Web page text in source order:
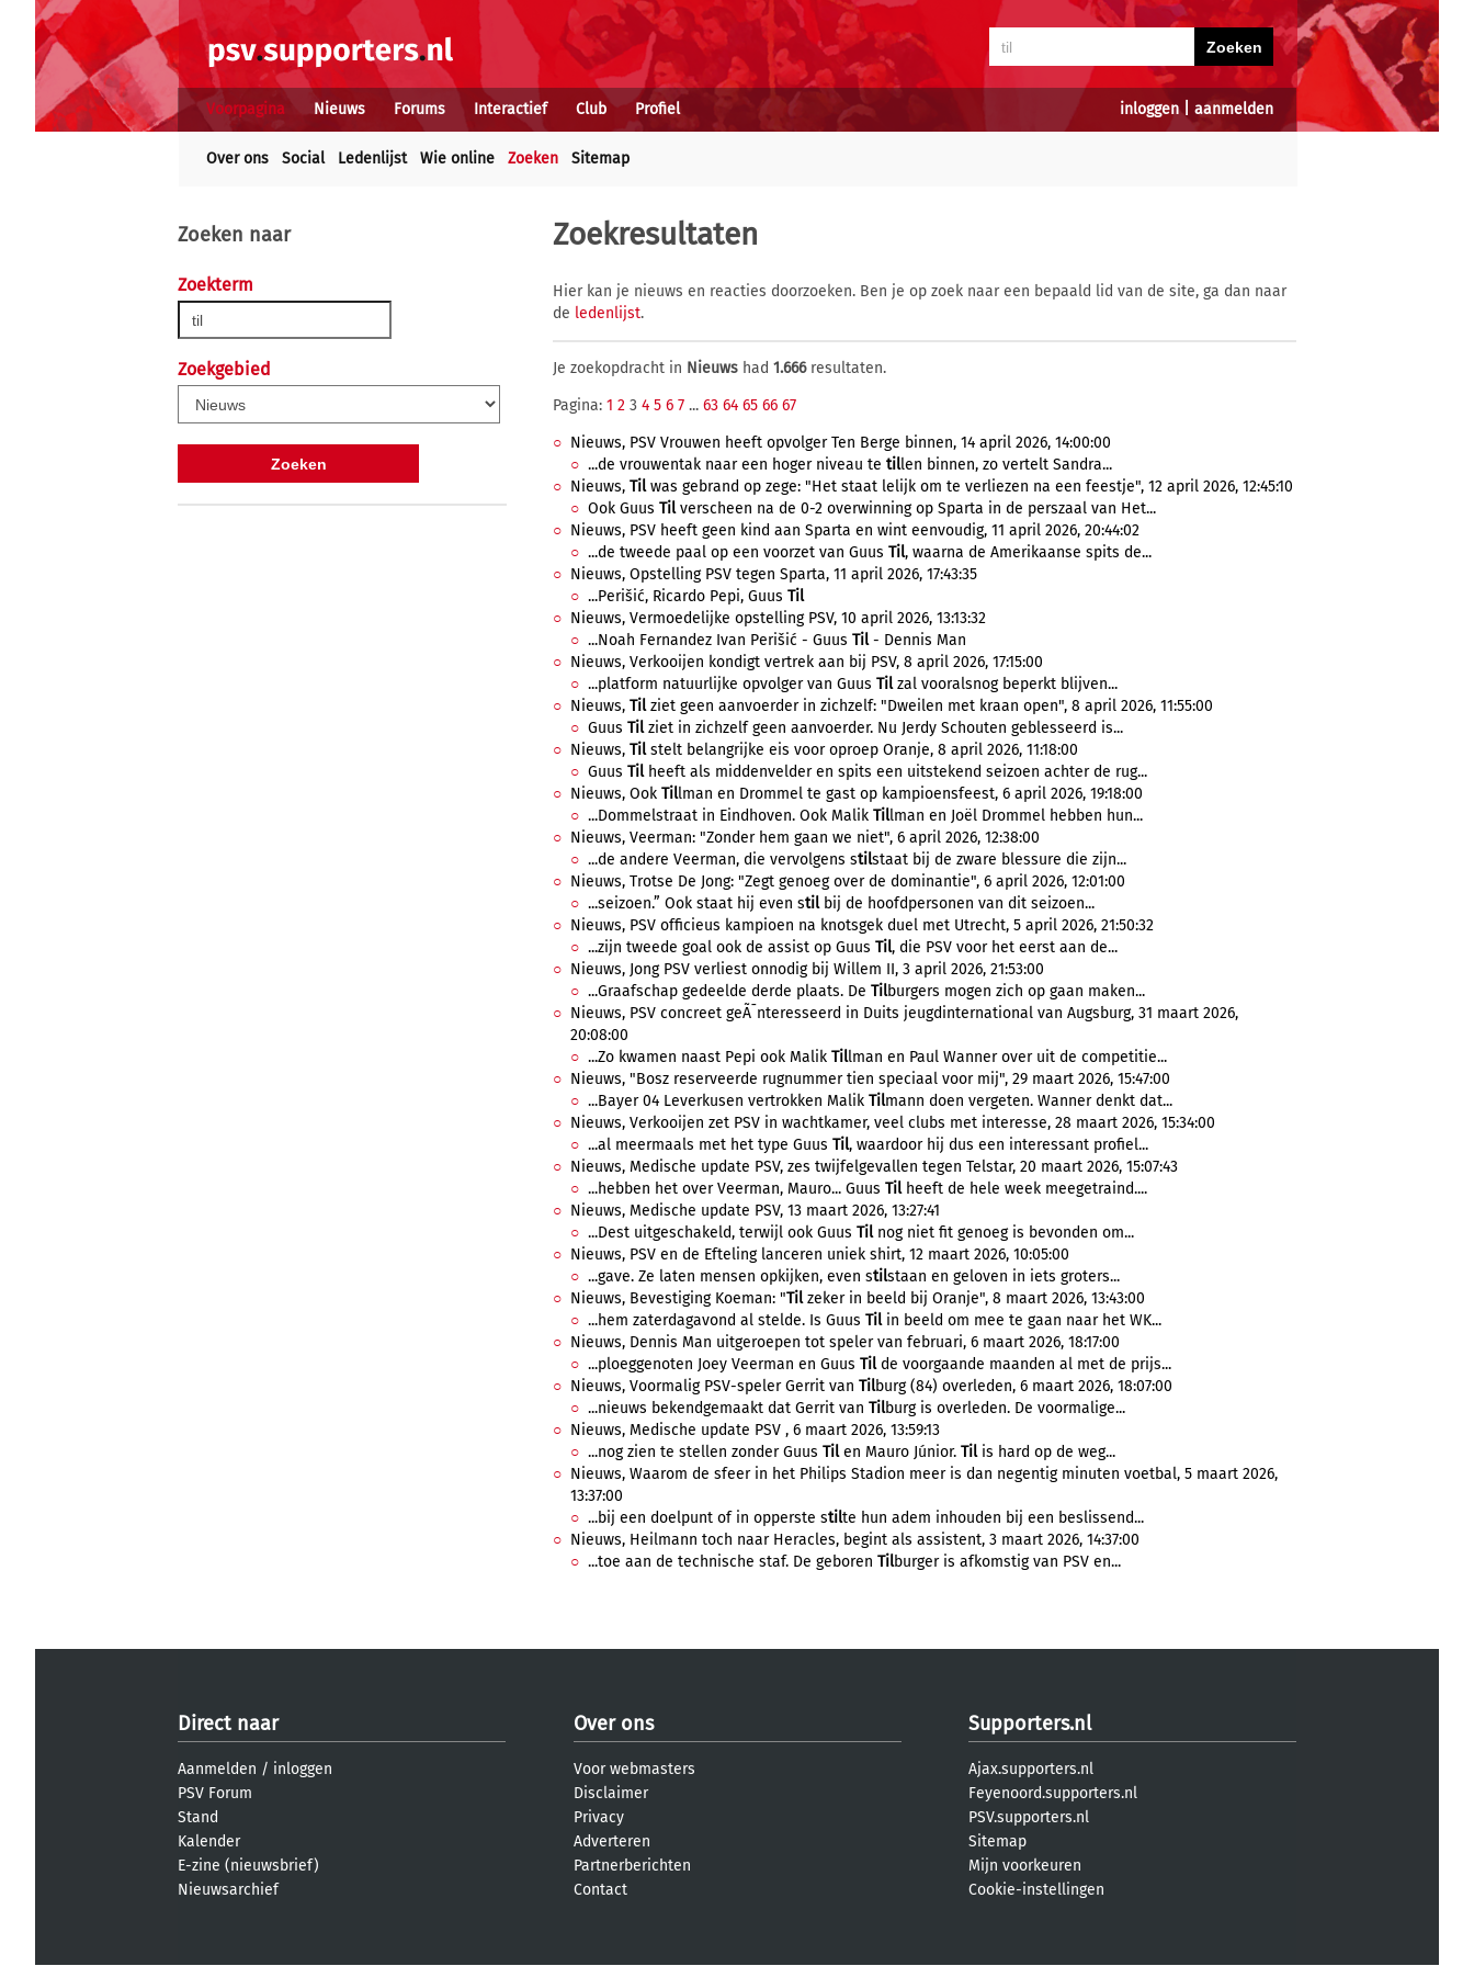
inloggen| aanmelden
Voorpagina Nieuws Forums Interactief Club Profiel
Over ons Social Ledenlijst Wie online Zoeken Sitemap
Zoeken naar
Zoekterm
Zoekgebied
Zoekresultaten
Hier kan je nieuws en reacties doorzoeken. Ben je op zoek naar een bepaald lid van de site, ga dan naar
de ledenlijst.
Je zoekopdracht in Nieuws had 1.666resultaten.
Pagina: 1 2 3 4 5 6 7 ... 63 64 65 66 67
Nieuws, PSV Vrouwen heeft opvolger Ten Berge binnen, 14 april 2026, 14:00:00
...de vrouwentak naar een hoger niveau te tillen binnen, zo vertelt Sandra...
Nieuws, Tilwas gebrand op zege: "Het staat lelijk om te verliezen na een feestje", 12 april 2026, 12:45:10
Ook Guus Tilverscheen na de 0-2 overwinning op Sparta in de perszaal van Het...
Nieuws, PSV heeft geen kind aan Sparta en wint eenvoudig, 11 april 2026, 20:44:02
...de tweede paal op een voorzet van Guus Til, waarna de Amerikaanse spits de...
Nieuws, Opstelling PSV tegen Sparta, 11 april 2026, 17:43:35
...Perišić, Ricardo Pepi, Guus Til
Nieuws, Vermoedelijke opstelling PSV, 10 april 2026, 13:13:32
...Noah Fernandez Ivan Perišić - Guus Til- Dennis Man
Nieuws, Verkooijen kondigt vertrek aan bij PSV, 8 april 2026, 17:15:00
...platform natuurlijke opvolger van Guus Tilzal vooralsnog beperkt blijven...
Nieuws, Tilziet geen aanvoerder in zichzelf: "Dweilen met kraan open", 8 april 2026, 11:55:00
Guus Tilziet in zichzelf geen aanvoerder. Nu Jerdy Schouten geblesseerd is...
Nieuws, Tilstelt belangrijke eis voor oproep Oranje, 8 april 2026, 11:18:00
Guus Tilheeft als middenvelder en spits een uitstekend seizoen achter de rug...
Nieuws, Ook Tillman en Drommel te gast op kampioensfeest, 6 april 2026, 19:18:00
...Dommelstraat in Eindhoven. Ook Malik Tillman en Joël Drommel hebben hun...
Nieuws, Veerman: "Zonder hem gaan we niet", 6 april 2026, 12:38:00
...de andere Veerman, die vervolgens stilstaat bij de zware blessure die zijn...
Nieuws, Trotse De Jong: "Zegt genoeg over de dominantie", 6 april 2026, 12:01:00
...seizoen.” Ook staat hij even stilbij de hoofdpersonen van dit seizoen...
Nieuws, PSV officieus kampioen na knotsgek duel met Utrecht, 5 april 2026, 21:50:32
...zijn tweede goal ook de assist op Guus Til, die PSV voor het eerst aan de...
Nieuws, Jong PSV verliest onnodig bij Willem II, 3 april 2026, 21:53:00
...Graafschap gedeelde derde plaats. De Tilburgers mogen zich op gaan maken...
Nieuws, PSV concreet geÃ¯nteresseerd in Duits jeugdinternational van Augsburg, 31 maart 2026,
20:08:00
...Zo kwamen naast Pepi ook Malik Tillman en Paul Wanner over uit de competitie...
Nieuws, "Bosz reserveerde rugnummer tien speciaal voor mij", 29 maart 2026, 15:47:00
...Bayer 04 Leverkusen vertrokken Malik Tilmann doen vergeten. Wanner denkt dat...
Nieuws, Verkooijen zet PSV in wachtkamer, veel clubs met interesse, 28 maart 2026, 15:34:00
...al meermaals met het type Guus Til, waardoor hij dus een interessant profiel...
Nieuws, Medische update PSV, zes twijfelgevallen tegen Telstar, 20 maart 2026, 15:07:43
...hebben het over Veerman, Mauro... Guus Tilheeft de hele week meegetraind....
Nieuws, Medische update PSV, 13 maart 2026, 13:27:41
...Dest uitgeschakeld, terwijl ook Guus Tilnog niet fit genoeg is bevonden om...
Nieuws, PSV en de Efteling lanceren uniek shirt, 12 maart 2026, 10:05:00
...gave. Ze laten mensen opkijken, even stilstaan en geloven in iets groters...
Nieuws, Bevestiging Koeman: "Tilzeker in beeld bij Oranje", 8 maart 2026, 13:43:00
...hem zaterdagavond al stelde. Is Guus Tilin beeld om mee te gaan naar het WK...
Nieuws, Dennis Man uitgeroepen tot speler van februari, 6 maart 2026, 18:17:00
...ploeggenoten Joey Veerman en Guus Tilde voorgaande maanden al met de prijs...
Nieuws, Voormalig PSV-speler Gerrit van Tilburg (84) overleden, 6 maart 2026, 18:07:00
...nieuws bekendgemaakt dat Gerrit van Tilburg is overleden. De voormalige...
Nieuws, Medische update PSV , 6 maart 2026, 13:59:13
...nog zien te stellen zonder Guus Tilen Mauro Júnior. Tilis hard op de weg...
Nieuws, Waarom de sfeer in het Philips Stadion meer is dan negentig minuten voetbal, 5 maart 2026,
13:37:00
...bij een doelpunt of in opperste stilte hun adem inhouden bij een beslissend...
Nieuws, Heilmann toch naar Heracles, begint als assistent, 3 maart 2026, 14:37:00
...toe aan de technische staf. De geboren Tilburger is afkomstig van PSV en...
Direct naar
Aanmelden / inloggen
PSV Forum
Stand
Kalender
E-zine (nieuwsbrief)
Nieuwsarchief
Over ons
Voor webmasters
Disclaimer
Privacy
Adverteren
Partnerberichten
Contact
Supporters.nl
Ajax.supporters.nl
Feyenoord.supporters.nl
PSV.supporters.nl
Sitemap
Mijn voorkeuren
Cookie-instellingen